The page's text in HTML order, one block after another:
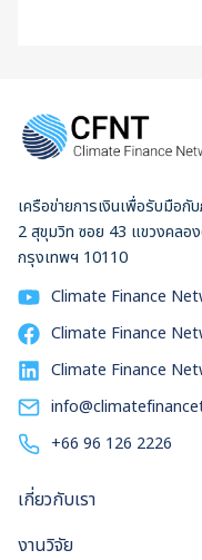
เครือข่ายการเงินเพื่อรับมือกั
2 สุขุมวิท ซอย 43 แขวงคลอ
กรุงเทพฯ 10110
Climate Finance
Climate Finance
Climate Finance
+66 96 126 2226
เกี่ยวกับเรา
งานวิจัย